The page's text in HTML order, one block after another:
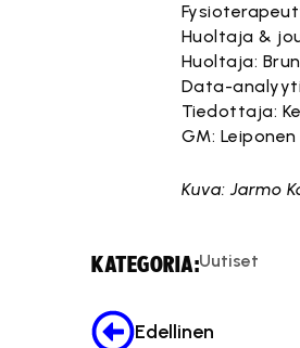
Huoltaja &
Huoltaja:
Data-
Tiedottaja:
GM: Leiponen
Kuva: Jarmo
KATEGORIA:Uutiset
Edellinen